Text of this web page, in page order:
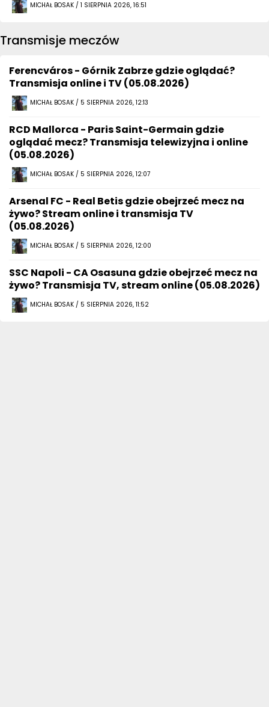
MICHAŁ BOSAK / 1 SIERPNIA 2026, 16:51
Transmisje meczów
Ferencváros - Górnik Zabrze gdzie oglądać?
Transmisja online i TV (05.08.2026)
MICHAŁ BOSAK / 5 SIERPNIA 2026, 12:13
RCD Mallorca - Paris Saint-Germain gdzie
oglądać mecz? Transmisja telewizyjna i online
(05.08.2026)
MICHAŁ BOSAK / 5 SIERPNIA 2026, 12:07
Arsenal FC - Real Betis gdzie obejrzeć mecz na
żywo? Stream online i transmisja TV
(05.08.2026)
MICHAŁ BOSAK / 5 SIERPNIA 2026, 12:00
SSC Napoli - CA Osasuna gdzie obejrzeć mecz na
żywo? Transmisja TV, stream online (05.08.2026)
MICHAŁ BOSAK / 5 SIERPNIA 2026, 11:52